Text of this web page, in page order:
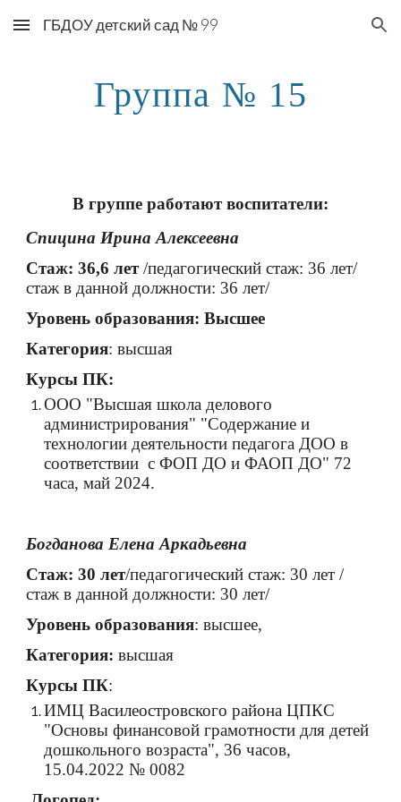
Skip to main content Skip to navigation
ГБДОУ детский сад № 99
Группа № 15
В группе работают воспитатели:
Спицина Ирина Алексеевна
Стаж:36,6 лет/педагогический стаж: 36 лет/
стаж в данной должности: 36 лет/
Уровень образования: Высшее
Категория: высшая
Курсы ПК:
ООО "Высшая школа делового
администрирования" "Содержание и
технологии деятельности педагога ДОО в
соответствии с ФОП ДО и ФАОП ДО" 72
часа, май 2024.
Богданова Елена Аркадьевна
Стаж: 30 лет/педагогический стаж: 30 лет/
стаж в данной должности: 30 лет/
Уровень образования: высшее,
Категория: высшая
Курсы ПК:
ИМЦ Василеостровского района ЦПКС
"Основы финансовой грамотности для детей
дошкольного возраста", 36 часов,
15.04.2022 № 0082